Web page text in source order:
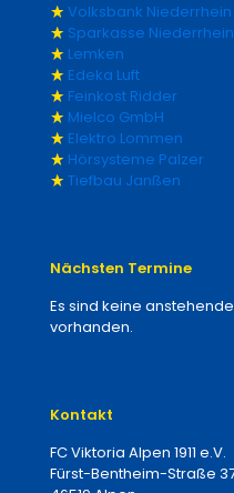
Volksbank Niederrhein
Sparkasse Niederrhein
Lemken
Edeka Luft
Feinkost Ridder
Mielco GmbH
Elektro Lommen
Hörsysteme Palzer
Tiefbau Janßen
Nächsten Termine
Es sind keine
vorhanden.
Kontakt
FC Viktoria Alpen 1911 e.V.
Fürst-Bentheim-Straße